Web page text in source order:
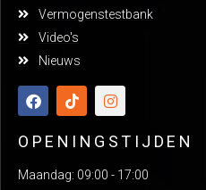
Vermogenstestbank
Video's
Nieuws
OPENINGSTIJDEN
Maandag: 09:00 - 17:00